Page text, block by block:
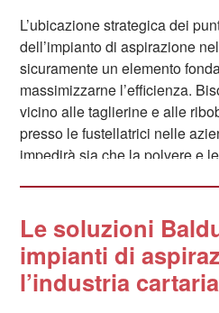
L’ubicazione strategica dei
dell’impianto di aspirazione
sicuramente un elemento
massimizzarne l’efficienza.
vicino alle taglierine e alle
presso le fustellatrici nelle
impedirà sia che la polvere e
macchinari, dove ne
richiedendo continue
questo, una disposizione
aspirazione permetterà di
Le soluzioni
impianti di
l’industria cartaria